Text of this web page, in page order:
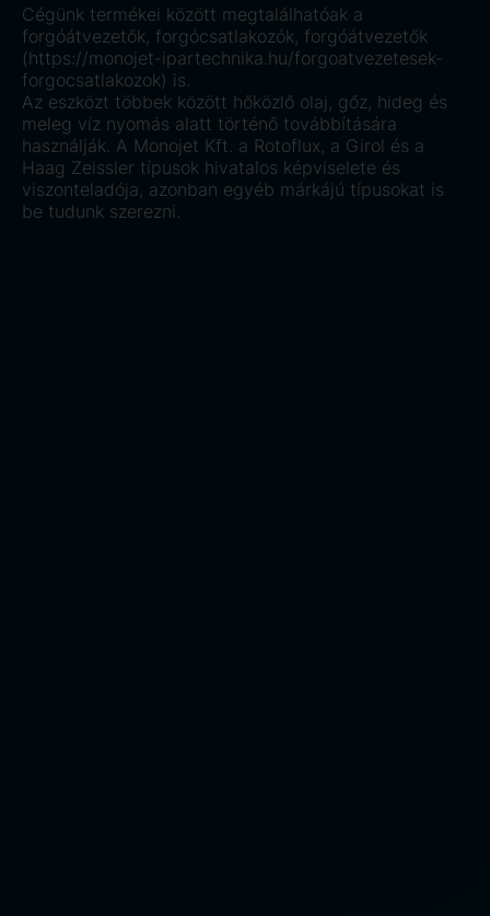
Cégünk termékei között megtalálhatóak a
forgóátvezetők, forgócsatlakozók, forgóátvezetők
(https://monojet-ipartechnika.hu/forgoatvezetesek-
forgocsatlakozok) is.
Az eszközt többek között hőközlő olaj, gőz, hideg és
meleg víz nyomás alatt történő továbbítására
használják. A Monojet Kft. a Rotoflux, a Girol és a
Haag Zeissler típusok hivatalos képviselete és
viszonteladója, azonban egyéb márkájú típusokat is
be tudunk szerezni.